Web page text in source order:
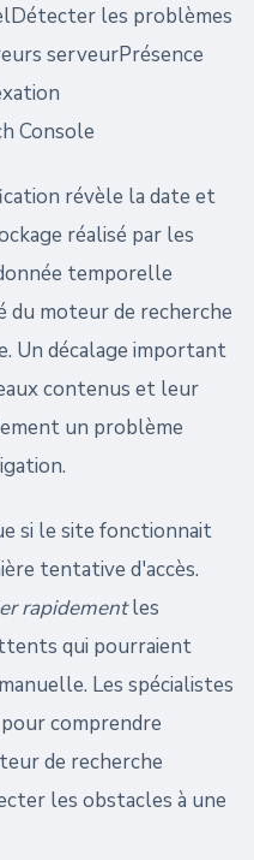
les problèmes
serveurPrésence
Console
révèle la date et
réalisé par les
temporelle
moteur de recherche
Un décalage important
contenus et leur
un problème
si le site fonctionnait
tentative d'accès.
rapidementles
qui pourraient
Les spécialistes
comprendre
de recherche
les obstacles à une